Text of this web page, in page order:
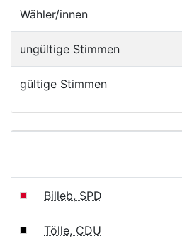
Wähler/innen
ungültige Stimmen
gültige Stimmen
Billeb, SPD
Tölle, CDU